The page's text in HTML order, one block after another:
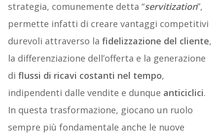
strategia, comunemente detta “servitization”,
permette infatti di creare vantaggi competitivi
durevoli attraverso la fidelizzazione del cliente,
la differenziazione dell’offerta e la generazione
di flussi di ricavi costanti nel tempo,
indipendenti dalle vendite e dunque anticiclici.
In questa trasformazione, giocano un ruolo
sempre più fondamentale anche le nuove